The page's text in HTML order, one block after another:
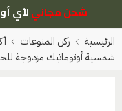
شحن مجانيلأي
الرئيسية ركن المنوعات
شمسية أوتوماتيك مزدوجة